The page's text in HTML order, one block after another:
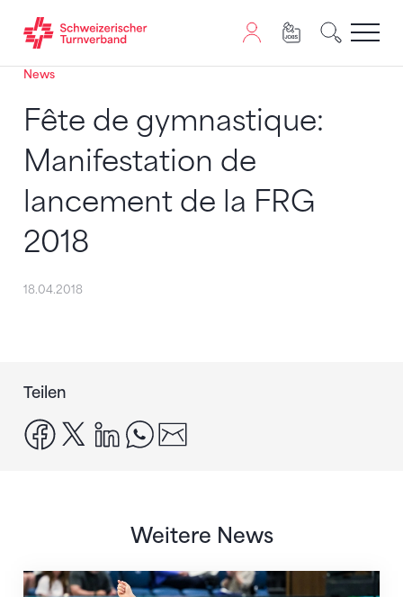
Zum Inhalt springen
Zur Sitemap navigieren
Zum Navigieren dieser Seite wird JavaScript benötigt.
News
Fête de gymnastique:
Manifestation de
lancement de la FRG
2018
18.04.2018
Teilen
facebook
x linkedinwhatsapp
Weitere News
Nächster Halt: Weltmeisterschaft